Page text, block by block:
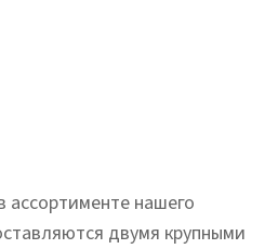
ассортименте нашего
двумя крупными